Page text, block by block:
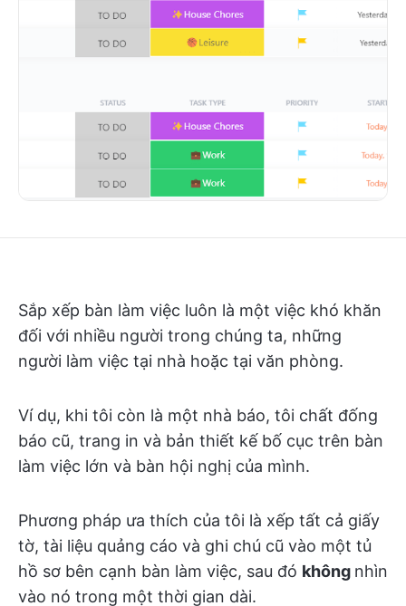
Sắp xếp bàn làm việc luôn là một việc khó khăn
đối với nhiều người trong chúng ta, những
người làm việc tại nhà hoặc tại văn phòng.
Ví dụ, khi tôi còn là một nhà báo, tôi chất đống
báo cũ, trang in và bản thiết kế bố cục trên bàn
làm việc lớn và bàn hội nghị của mình.
Phương pháp ưa thích của tôi là xếp tất cả giấy
tờ, tài liệu quảng cáo và ghi chú cũ vào một tủ
hồ sơ bên cạnh bàn làm việc, sau đó không nhìn
vào nó trong một thời gian dài.